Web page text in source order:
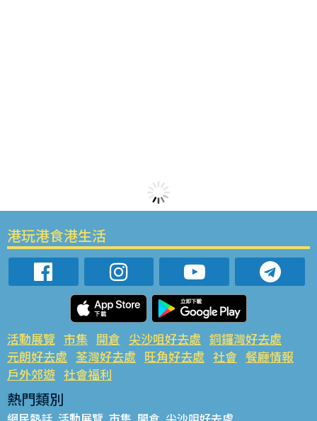
港玩港食港生活
活動展覽 市集 開倉 尖沙咀好去處 銅鑼灣好去處
元朗好去處 荃灣好去處 旺角好去處 社會 餐廳情報
戶外郊遊 社會福利
熱門類別